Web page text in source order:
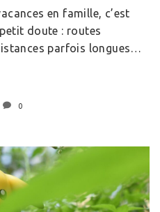
en famille, c’est
doute : routes
parfois longues…
0